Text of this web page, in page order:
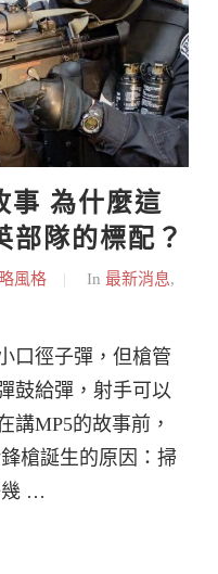
為什麼這
部隊的標配？
風格 In 最新消息,
口徑子彈，但槍管
鼓給彈，射手可以
講MP5的故事前，
槍誕生的原因：掃
幾 …